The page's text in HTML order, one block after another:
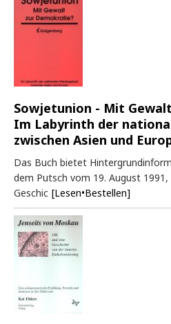
Sowjetunion - Mit
Im Labyrinth der
zwischen Asien und
Das Buch bietet
dem Putsch vom 19. August 1991,
Geschic [Lesen•Bestellen]